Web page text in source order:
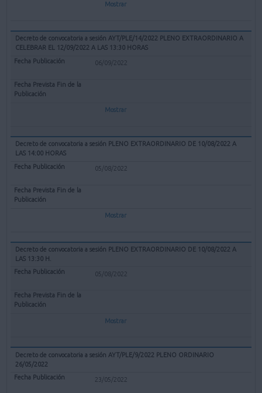
Mostrar
Decreto de convocatoria a sesión AYT/PLE/14/2022 PLENO EXTRAORDINARIO A
CELEBRAR EL 12/09/2022 A LAS 13:30 HORAS
06/09/2022
Mostrar
Decreto de convocatoria a sesión PLENO EXTRAORDINARIO DE 10/08/2022 A
LAS 14:00 HORAS
05/08/2022
Mostrar
Decreto de convocatoria a sesión PLENO EXTRAORDINARIO DE 10/08/2022 A
LAS 13:30 H.
05/08/2022
Mostrar
Decreto de convocatoria a sesión AYT/PLE/9/2022 PLENO ORDINARIO
26/05/2022
23/05/2022